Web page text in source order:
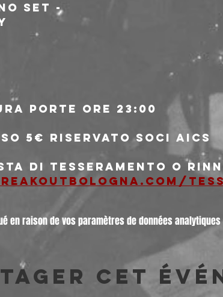
SET -
porte ore 23:00
5€ riservato soci AICS
di tesseramento o
en raison de vos paramètres de données
cet